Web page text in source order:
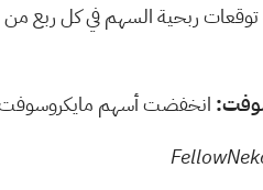
ربحية السهم في كل ربع من
انخفضت أسهم مايكروسوفت بنسبة 0.54% لتصل إلى 426.94 دولارًا خلال تداولات ما قبل